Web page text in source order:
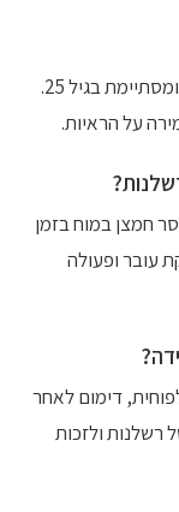
לקטינים, תקופת ההתיישנות מתחילה בגיל 18 ומסתיימת בגיל 25.
על הראיות.
חמצן במוח בזמן
עובר ופעולה
דימום לאחר
רשלנות ולזכות